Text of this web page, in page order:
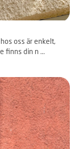
oss är enkelt,
finns din n ...